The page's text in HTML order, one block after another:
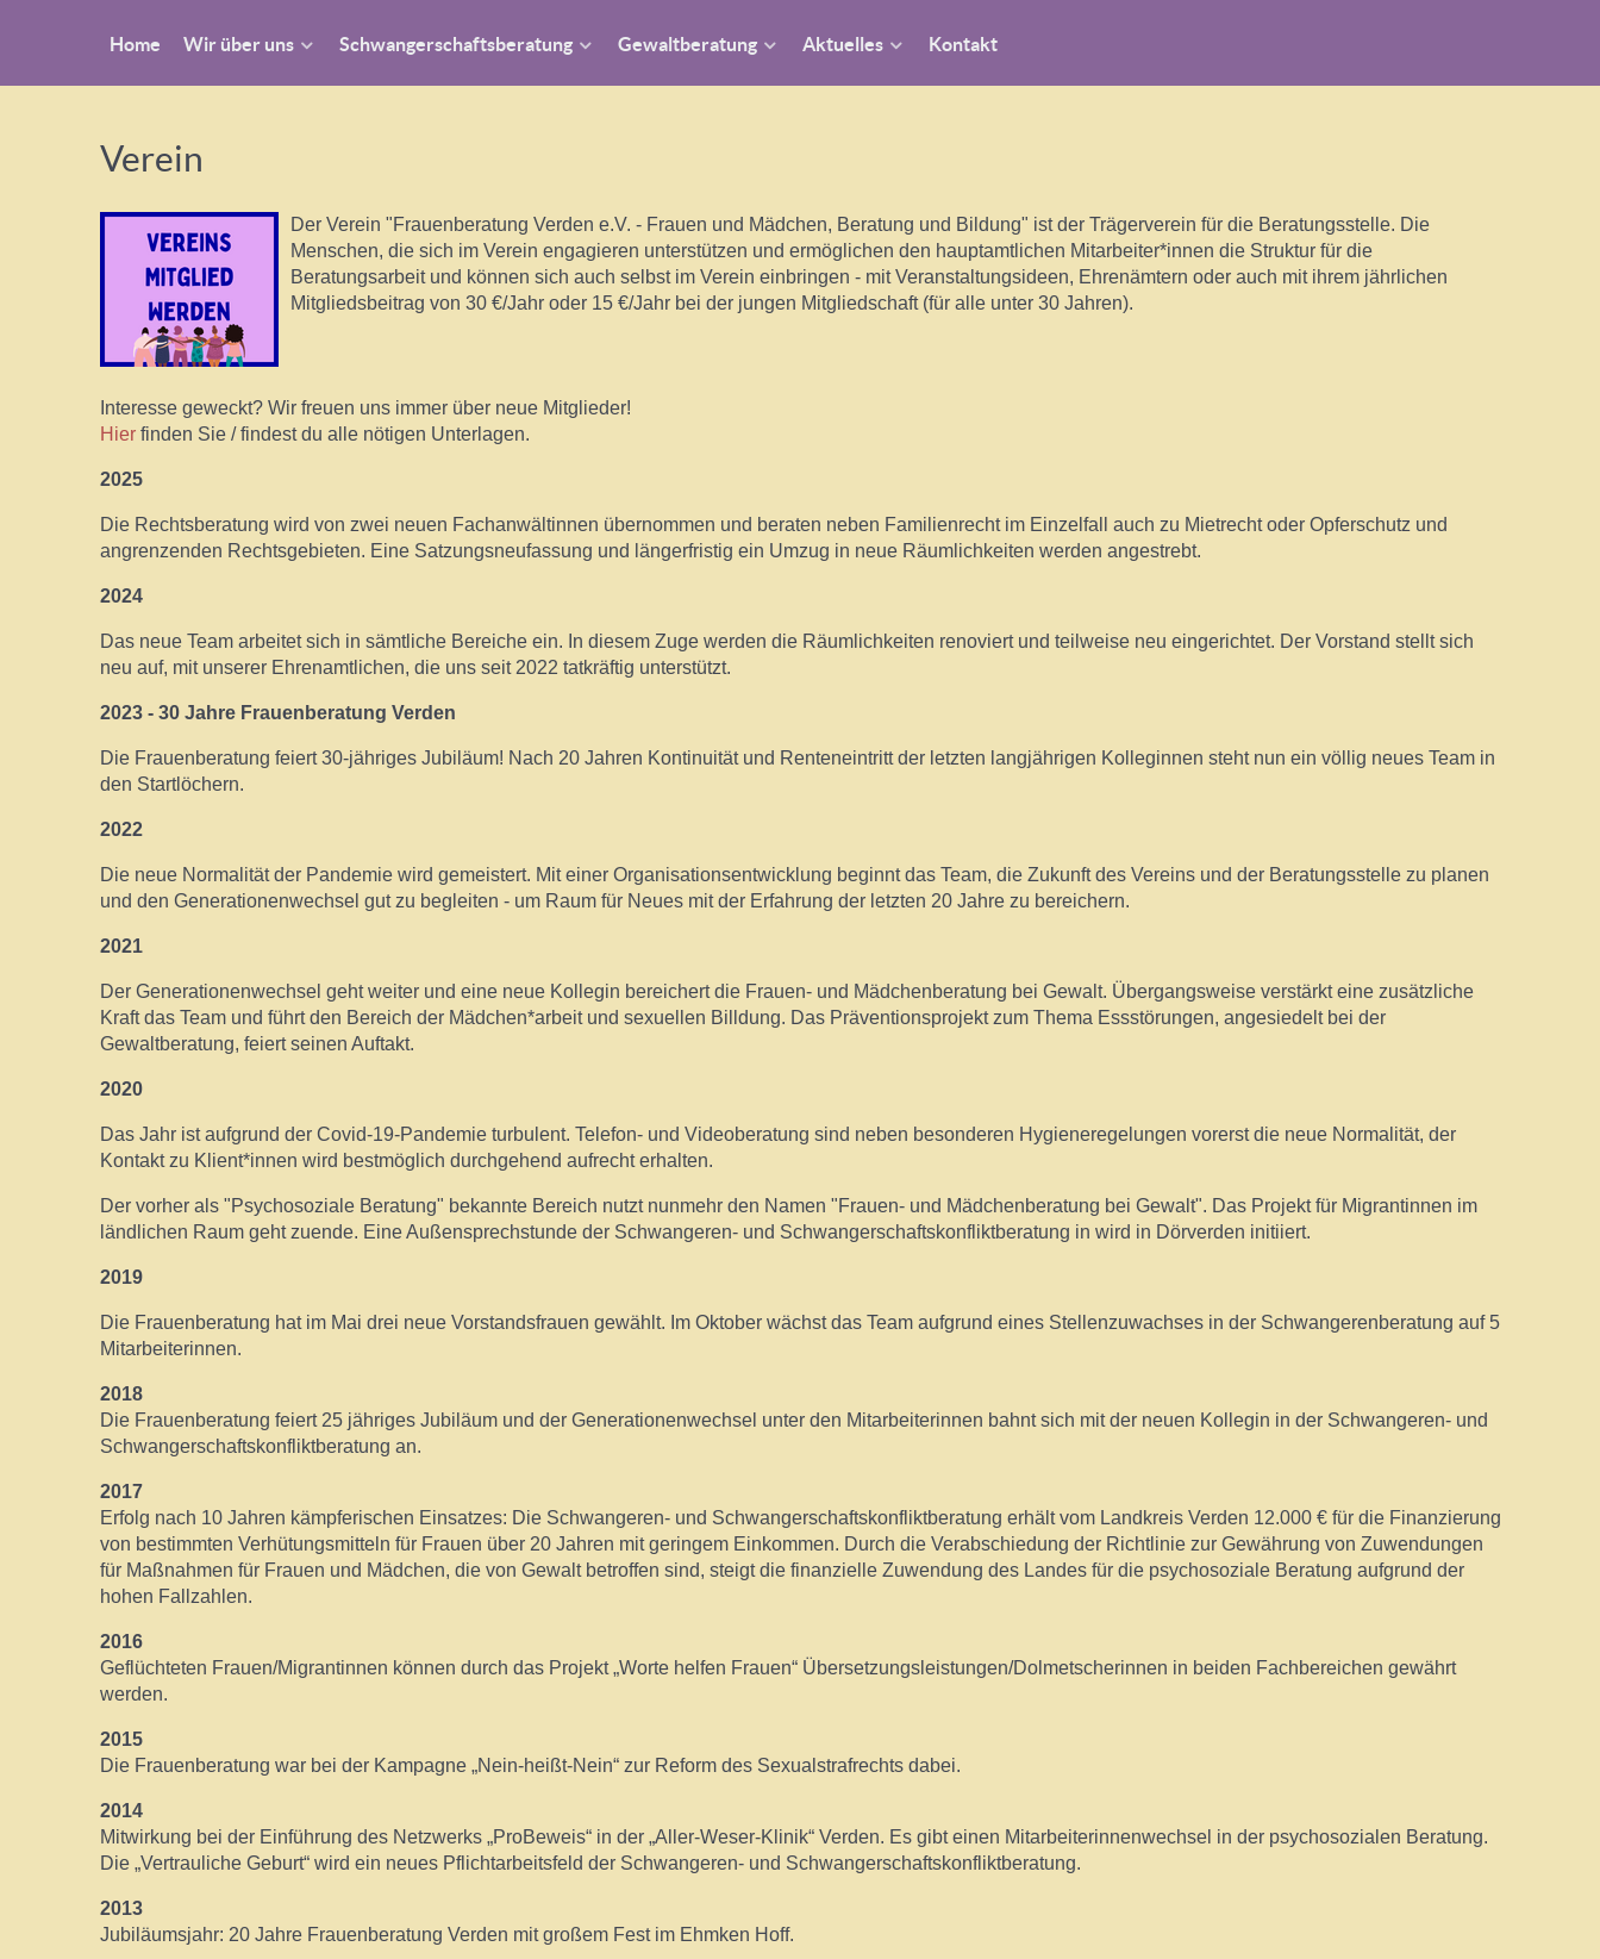
Home Wir über uns Schwangerschaftsberatung Gewaltberatung Aktuelles Kontakt
Verein
Der Verein "Frauenberatung Verden e.V. - Frauen und Mädchen, Beratung und Bildung" ist der Trägerverein für die Beratungsstelle. Die
Menschen, die sich im Verein engagieren unterstützen und ermöglichen den hauptamtlichen Mitarbeiter*innen die Struktur für die
Beratungsarbeit und können sich auch selbst im Verein einbringen - mit Veranstaltungsideen, Ehrenämtern oder auch mit ihrem jährlichen
Mitgliedsbeitrag von 30 €/Jahr oder 15 €/Jahr bei der jungen Mitgliedschaft (für alle unter 30 Jahren).
Interesse geweckt? Wir freuen uns immer über neue Mitglieder!
Hier finden Sie / findest du alle nötigen Unterlagen.
2025
Die Rechtsberatung wird von zwei neuen Fachanwältinnen übernommen und beraten neben Familienrecht im Einzelfall auch zu Mietrecht oder Opferschutz und
angrenzenden Rechtsgebieten. Eine Satzungsneufassung und längerfristig ein Umzug in neue Räumlichkeiten werden angestrebt.
2024
Das neue Team arbeitet sich in sämtliche Bereiche ein. In diesem Zuge werden die Räumlichkeiten renoviert und teilweise neu eingerichtet. Der Vorstand stellt sich
neu auf, mit unserer Ehrenamtlichen, die uns seit 2022 tatkräftig unterstützt.
2023 - 30 Jahre Frauenberatung Verden
Die Frauenberatung feiert 30-jähriges Jubiläum! Nach 20 Jahren Kontinuität und Renteneintritt der letzten langjährigen Kolleginnen steht nun ein völlig neues Team in
den Startlöchern.
2022
Die neue Normalität der Pandemie wird gemeistert. Mit einer Organisationsentwicklung beginnt das Team, die Zukunft des Vereins und der Beratungsstelle zu planen
und den Generationenwechsel gut zu begleiten - um Raum für Neues mit der Erfahrung der letzten 20 Jahre zu bereichern.
2021
Der Generationenwechsel geht weiter und eine neue Kollegin bereichert die Frauen- und Mädchenberatung bei Gewalt. Übergangsweise verstärkt eine zusätzliche
Kraft das Team und führt den Bereich der Mädchen*arbeit und sexuellen Billdung. Das Präventionsprojekt zum Thema Essstörungen, angesiedelt bei der
Gewaltberatung, feiert seinen Auftakt.
2020
Das Jahr ist aufgrund der Covid-19-Pandemie turbulent. Telefon- und Videoberatung sind neben besonderen Hygieneregelungen vorerst die neue Normalität, der
Kontakt zu Klient*innen wird bestmöglich durchgehend aufrecht erhalten.
Der vorher als "Psychosoziale Beratung" bekannte Bereich nutzt nunmehr den Namen "Frauen- und Mädchenberatung bei Gewalt". Das Projekt für Migrantinnen im
ländlichen Raum geht zuende. Eine Außensprechstunde der Schwangeren- und Schwangerschaftskonfliktberatung in wird in Dörverden initiiert.
2019
Die Frauenberatung hat im Mai drei neue Vorstandsfrauen gewählt. Im Oktober wächst das Team aufgrund eines Stellenzuwachses in der Schwangerenberatung auf 5
Mitarbeiterinnen.
2018
Die Frauenberatung feiert 25 jähriges Jubiläum und der Generationenwechsel unter den Mitarbeiterinnen bahnt sich mit der neuen Kollegin in der Schwangeren- und
Schwangerschaftskonfliktberatung an.
2017
Erfolg nach 10 Jahren kämpferischen Einsatzes: Die Schwangeren- und Schwangerschaftskonfliktberatung erhält vom Landkreis Verden 12.000 € für die Finanzierung
von bestimmten Verhütungsmitteln für Frauen über 20 Jahren mit geringem Einkommen. Durch die Verabschiedung der Richtlinie zur Gewährung von Zuwendungen
für Maßnahmen für Frauen und Mädchen, die von Gewalt betroffen sind, steigt die finanzielle Zuwendung des Landes für die psychosoziale Beratung aufgrund der
hohen Fallzahlen.
2016
Geflüchteten Frauen/Migrantinnen können durch das Projekt „Worte helfen Frauen“ Übersetzungsleistungen/Dolmetscherinnen in beiden Fachbereichen gewährt
werden.
2015
Die Frauenberatung war bei der Kampagne „Nein-heißt-Nein“ zur Reform des Sexualstrafrechts dabei.
2014
Mitwirkung bei der Einführung des Netzwerks „ProBeweis“ in der „Aller-Weser-Klinik“ Verden. Es gibt einen Mitarbeiterinnenwechsel in der psychosozialen Beratung.
Die „Vertrauliche Geburt“ wird ein neues Pflichtarbeitsfeld der Schwangeren- und Schwangerschaftskonfliktberatung.
2013
Jubiläumsjahr: 20 Jahre Frauenberatung Verden mit großem Fest im Ehmken Hoff.